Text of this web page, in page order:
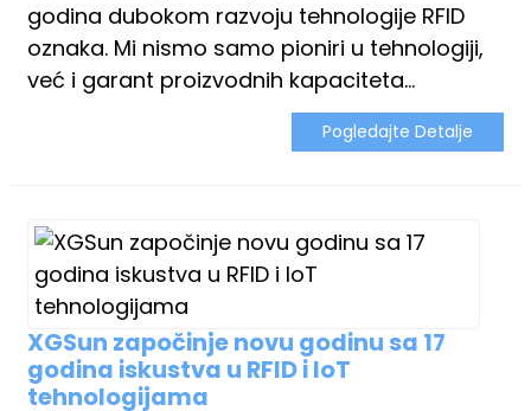
godina dubokom razvoju tehnologije RFID
oznaka. Mi nismo samo pioniri u tehnologiji,
već i garant proizvodnih kapaciteta...
Pogledajte Detalje
XGSun započinje novu godinu sa 17
godina iskustva u RFID i IoT
tehnologijama